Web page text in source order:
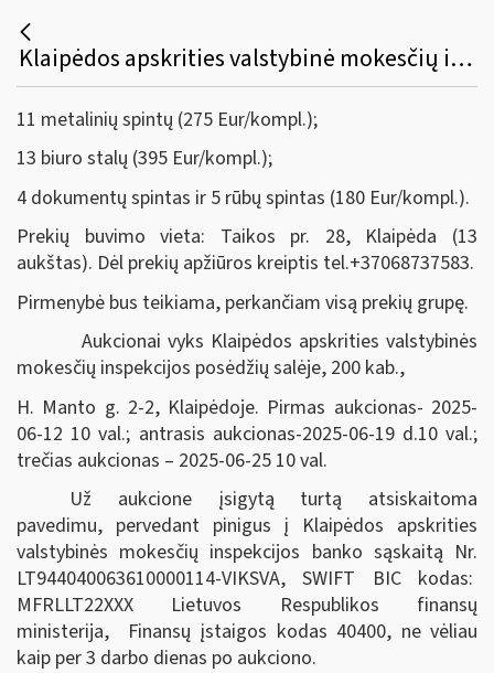
​​​​​​​Klaipėdos apskrities valstybinė mokesčių inspekcija skelbia viešą aukcioną ir parduoda:
11 metalinių spintų (275 Eur/kompl.);
13 biuro stalų (395 Eur/kompl.);
4 dokumentų spintas ir 5 rūbų spintas (180 Eur/kompl.).
Prekių buvimo vieta: Taikos pr. 28, Klaipėda (13
aukštas). Dėl prekių apžiūros kreiptis tel.+37068737583.
Pirmenybė bus teikiama, perkančiam visą prekių grupę.
Aukcionai vyks Klaipėdos apskrities valstybinės
mokesčių inspekcijos posėdžių salėje, 200 kab.,
H. Manto g. 2-2, Klaipėdoje. Pirmas aukcionas- 2025-
06-12 10 val.; antrasis aukcionas-2025-06-19 d.10 val.;
trečias aukcionas – 2025-06-25 10 val.
Už aukcione įsigytą turtą atsiskaitoma
pavedimu, pervedant pinigus į Klaipėdos apskrities
valstybinės mokesčių inspekcijos banko sąskaitą Nr.
LT944040063610000114-VIKSVA, SWIFT BIC kodas:
MFRLLT22XXX Lietuvos Respublikos finansų
ministerija, Finansų įstaigos kodas 40400, ne vėliau
kaip per 3 darbo dienas po aukciono.